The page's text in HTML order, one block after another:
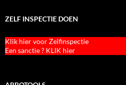
ZELF INSPECTIE DOEN
Klik hier voor Zelfinspectie
Een sanctie ? KLIK hier